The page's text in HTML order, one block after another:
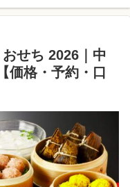
せち 2026｜中
価格・予約・口